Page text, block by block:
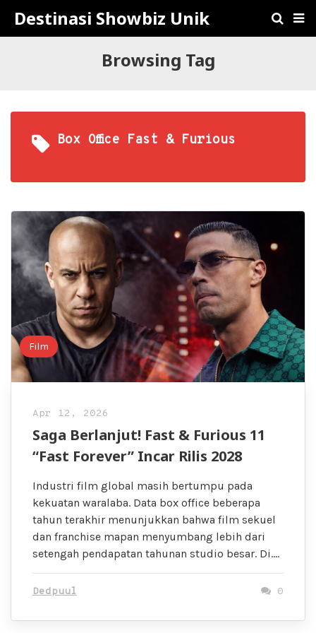
Destinasi Showbiz Unik
Browsing Tag
Box Office Fast & Furious
Film
Apr 12, 2026
Saga Berlanjut! Fast & Furious 11
“Fast Forever” Incar Rilis 2028
Industri film global masih bertumpu pada
kekuatan waralaba. Data box office beberapa
tahun terakhir menunjukkan bahwa film sekuel
dan franchise mapan menyumbang lebih dari
setengah pendapatan tahunan studio besar. Di….
Dedpuul 0